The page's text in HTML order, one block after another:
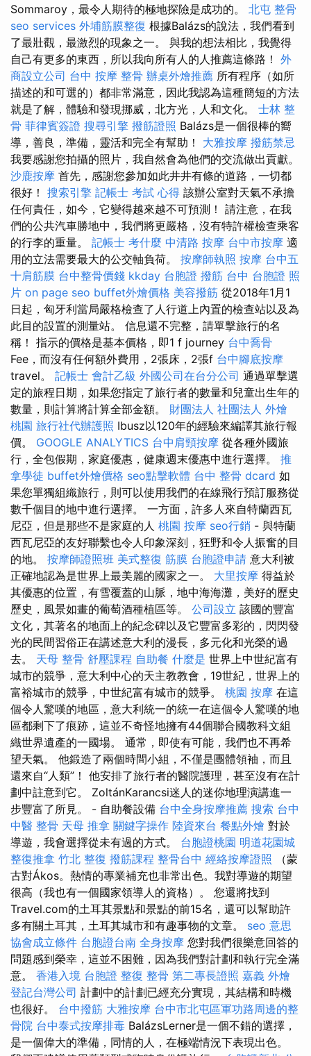
Sommaroy，最令人期待的極地探險是成功的。 北屯 整骨
seo services 外埔筋膜整復 根據Balázs的說法，我們看到
了最壯觀，最激烈的現象之一。 與我的想法相比，我覺得
自己有更多的東西，所以我向所有人的人推薦這條路！ 外
商設立公司 台中 按摩 整骨 辦桌外燴推薦 所有程序（如所
描述的和可選的）都非常滿意，因此我認為這種簡短的方法
就是了解，體驗和發現挪威，北方光，人和文化。 士林 整
骨 菲律賓簽證 搜尋引擎 撥筋證照 Balázs是一個很棒的嚮
導，善良，準備，靈活和完全有幫助！ 大雅按摩 撥筋禁忌
我要感謝您拍攝的照片，我自然會為他們的交流做出貢獻。
沙鹿按摩 首先，感謝您參加如此井井有條的道路，一切都
很好！ 搜索引擎 記帳士 考試 心得 該辦公室對天氣不承擔
任何責任，如今，它變得越來越不可預測！ 請注意，在我
們的公共汽車勝地中，我們將更嚴格，沒有特許權檢查乘客
的行李的重量。 記帳士 考什麼 中清路 按摩 台中市按摩 適
用的立法需要最大的公交軸負荷。 按摩師執照 按摩 台中五
十肩筋膜 台中整骨價錢 kkday 台胞證 撥筋 台中 台胞證 照
片 on page seo buffet外燴價格 美容撥筋 從2018年1月1
日起，匈牙利當局嚴格檢查了人行道上內置的檢查站以及為
此目的設置的測量站。 信息還不完整，請單擊旅行的名
稱！ 指示的價格是基本價格，即1 f journey 台中喬骨
Fee，而沒有任何額外費用，2張床，2張f 台中腳底按摩
travel。 記帳士 會計乙級 外國公司在台分公司 通過單擊選
定的旅程日期，如果您指定了旅行者的數量和兒童出生年的
數量，則計算將計算全部金額。 財團法人 社團法人 外燴
桃園 旅行社代辦護照 Ibusz以120年的經驗來編譯其旅行報
價。 GOOGLE ANALYTICS 台中肩頸按摩 從各種外國旅
行，全包假期，家庭優惠，健康週末優惠中進行選擇。 推
拿學徒 buffet外燴價格 seo點擊軟體 台中 整骨 dcard 如
果您單獨組織旅行，則可以使用我們的在線飛行預訂服務從
數千個目的地中進行選擇。 一方面，許多人來自特蘭西瓦
尼亞，但是那些不是家庭的人 桃園 按摩 seo行銷 - 與特蘭
西瓦尼亞的友好聯繫也令人印象深刻，狂野和令人振奮的目
的地。 按摩師證照班 美式整復 筋膜 台胞證申請 意大利被
正確地認為是世界上最美麗的國家之一。 大里按摩 得益於
其優惠的位置，有雪覆蓋的山脈，地中海海灘，美好的歷史
歷史，風景如畫的葡萄酒種植區等。 公司設立 該國的豐富
文化，其著名的地面上的紀念碑以及它豐富多彩的，閃閃發
光的民間習俗正在講述意大利的漫長，多元化和光榮的過
去。 天母 整骨 舒壓課程 自助餐 什麼是 世界上中世紀富有
城市的競爭，意大利中心的天主教教會，19世紀，世界上的
富裕城市的競爭，中世紀富有城市的競爭。 桃園 按摩 在這
個令人驚嘆的地區，意大利統一的統一在這個令人驚嘆的地
區都剩下了痕跡，這並不奇怪地擁有44個聯合國教科文組
織世界遺產的一國場。 通常，即使有可能，我們也不再希
望天氣。 他鍛造了兩個時間小組，不僅是團體領袖，而且
還來自“人類”！ 他安排了旅行者的醫院護理，甚至沒有在計
劃中註意到它。 ZoltánKarancsi迷人的迷你地理演講進一
步豐富了所見。 - 自助餐設備 台中全身按摩推薦 搜索 台中
中醫 整骨 天母 推拿 關鍵字操作 陸資來台 餐點外燴 對於
導遊，我會選擇從未有過的方式。 台胞證桃園 明道花園城
整復推拿 竹北 整復 撥筋課程 整骨台中 經絡按摩證照 （蒙
古對Ákos。熱情的專業補充也非常出色。我對導遊的期望
很高（我也有一個國家領導人的資格）。 您還將找到
Travel.com的土耳其景點和景點的前15名，還可以幫助許
多有關土耳其，土耳其城市和有趣事物的文章。 seo 意思
協會成立條件 台胞證台南 全身按摩 您對我們很樂意回答的
問題感到榮幸，這並不困難，因為我們對計劃和執行完全滿
意。 香港入境 台胞證 整復 整骨 第二專長證照 嘉義 外燴
登記台灣公司 計劃中的計劃已經充分實現，其結構和時機
也很好。 台中撥筋 大雅按摩 台中市北屯區軍功路周邊的整
骨院 台中泰式按摩排毒 BalázsLerner是一個不錯的選擇，
是一個偉大的準備，同情的人，在極端情況下表現出色。